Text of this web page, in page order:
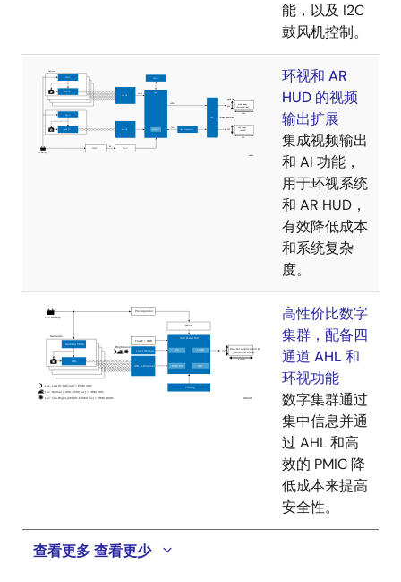
能，以及 I2C
鼓风机控制。
环视和 AR
HUD 的视频
输出扩展
集成视频输出
和 AI 功能，
用于环视系统
和 AR HUD，
有效降低成本
和系统复杂
度。
高性价比数字
集群，配备四
通道 AHL 和
环视功能
数字集群通过
集中信息并通
过 AHL 和高
效的 PMIC 降
低成本来提高
安全性。
查看更多查看更少